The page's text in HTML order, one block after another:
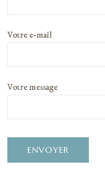
Votre e-mail
Votre message